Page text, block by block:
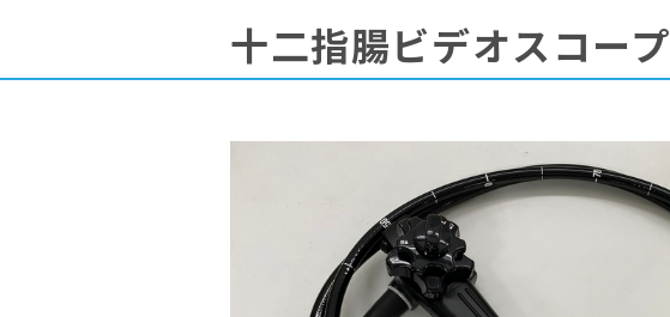
十二指腸ビデオスコープ